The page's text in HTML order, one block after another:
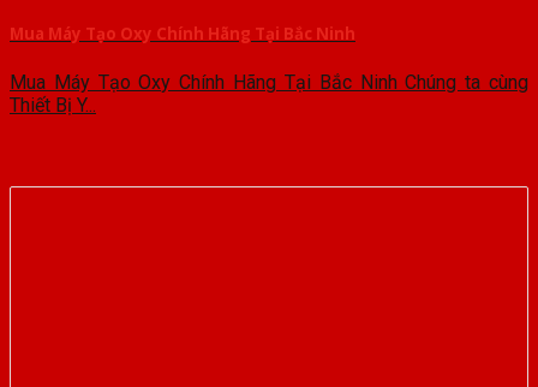
Mua Máy Tạo Oxy Chính Hãng Tại Bắc Ninh
Mua Máy Tạo Oxy Chính Hãng Tại Bắc Ninh Chúng ta cùng
Thiết Bị Y...